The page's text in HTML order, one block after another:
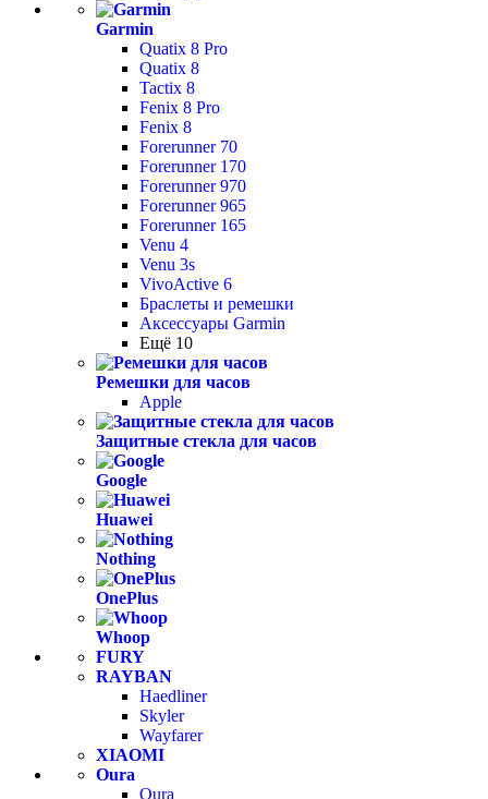
Garmin
Quatix 8 Pro
Quatix 8
Tactix 8
Fenix 8 Pro
Fenix 8
Forerunner 70
Forerunner 170
Forerunner 970
Forerunner 965
Forerunner 165
Venu 4
Venu 3s
VivoActive 6
Браслеты и ремешки
Аксессуары Garmin
Ещё 10
Ремешки для часов
Apple
Защитные стекла для часов
Google
Huawei
Nothing
OnePlus
Whoop
FURY
RAYBAN
Haedliner
Skyler
Wayfarer
XIAOMI
Oura
Oura